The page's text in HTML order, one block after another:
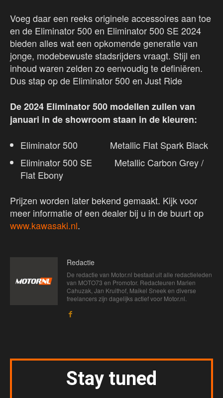
Voeg daar een reeks originele accessoires aan toe
en de Eliminator 500 en Eliminator 500 SE 2024
bieden alles wat een opkomende generatie van
jonge, modebewuste stadsrijders vraagt. Stijl en
inhoud waren zelden zo eenvoudig te definiëren.
Dus stap op de Eliminator 500 en Just Ride
De 2024 Eliminator 500 modellen zullen van
januari in de showroom staan in de kleuren:
Eliminator 500 Metallic Flat Spark Black
Eliminator 500 SE Metallic Carbon Grey /
Flat Ebony
Prijzen worden later bekend gemaakt. Kijk voor
meer informatie of een dealer bij u in de buurt op
www.kawasaki.nl.
Redactie
De redactie van Motor.nl bestaat uit alle redactieleden
van MOTO73 en Promotor. Redacteuren Marien
Cahuzak, Jan Kruithof, Maikel Sneek en diverse
freelancers zijn dagelijks actief voor Motor.nl.
Stay tuned